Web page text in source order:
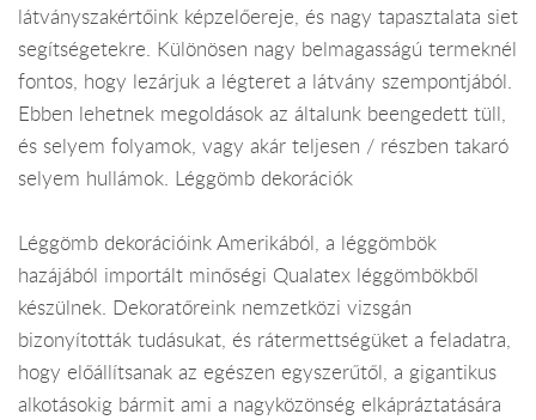
látványszakértőink képzelőereje, és nagy tapasztalata siet
segítségetekre. Különösen nagy belmagasságú termeknél
fontos, hogy lezárjuk a légteret a látvány szempontjából.
Ebben lehetnek megoldások az általunk beengedett tüll,
és selyem folyamok, vagy akár teljesen / részben takaró
selyem hullámok. Léggömb dekorációk
Léggömb dekorációink Amerikából, a léggömbök
hazájából importált minőségi Qualatex léggömbökből
készülnek. Dekoratőreink nemzetközi vizsgán
bizonyították tudásukat, és rátermettségüket a feladatra,
hogy előállítsanak az egészen egyszerűtől, a gigantikus
alkotásokig bármit ami a nagyközönség elkápráztatására